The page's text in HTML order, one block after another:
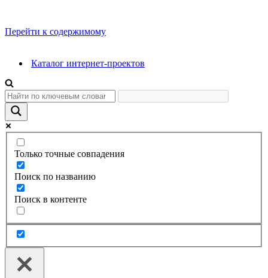
Перейти к содержимому
Каталог интернет-проектов
Только точные совпадения
Поиск по названию
Поиск в контенте